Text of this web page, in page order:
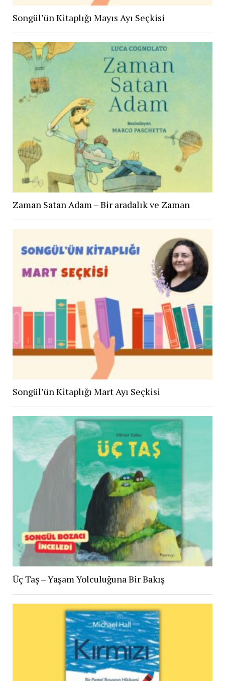
Songül’ün Kitaplığı Mayıs Ayı Seçkisi
Zaman Satan Adam – Bir aradalık ve Zaman
Songül’ün Kitaplığı Mart Ayı Seçkisi
Üç Taş – Yaşam Yolculuğuna Bir Bakış